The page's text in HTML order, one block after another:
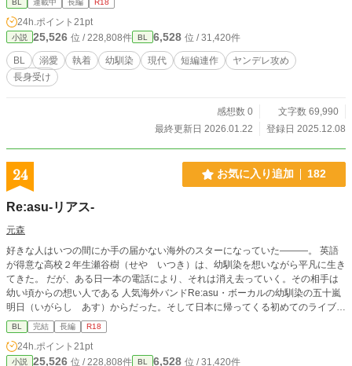
BL 連載中 長編 R18
24h.ポイント 21pt
小説 25,526 位 / 228,808件 BL 6,528 位 / 31,420件
BL 溺愛 執着 幼馴染 現代 短編連作
ヤンデレ攻め
長身受け
感想数 0
文字数 69,990
最終更新日 2026.01.22
登録日 2025.12.08
24 お気に入り追加 182
Re:asu-リアス-
元森
好きな人はいつの間にか手の届かない海外のスターになっていた―――。 英語
が得意な高校２年生瀬谷樹（せや いつき）は、幼馴染を想いながら平凡に生き
てきた。 だが、ある日一本の電話により、それは消え去っていく。その相手は
幼い頃からの想い人である 人気海外バンドRe:asu・ボーカルの幼馴染の五十嵐
明日（いがらし あす）からだった。そして日本に帰ってくる初めてのライブに
招待されて…？ 会うたびに距離が近くなっていく二人だが、徐々にそれはおか
しくなっていき…。 甘えん坊美形海外ボーカリスト×英語が得意な平凡高校生
※執着攻・ヤンデレ要素が強めの作品です。シリアス気味。攻めが受けに肉体
的・精神的に追い詰める描写・性描写が多い＆強いなのでご注意ください。 こ
BL 完結 長編 R18
24h.ポイント 21pt
小説 25,526 位 / 228,808件 BL 6,528 位 / 31,420件